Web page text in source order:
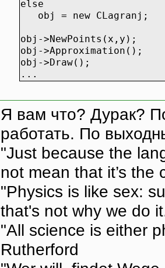
else
obj = new CLagranj;
obj->NewPoints(x,y);
obj->Approximation();
obj->Draw();
...
Я вам что? Дурак?
работать. По
"Just because the
not mean that it’s the
"Physics is like sex:
that's not why we do
"All science is either
Rutherford